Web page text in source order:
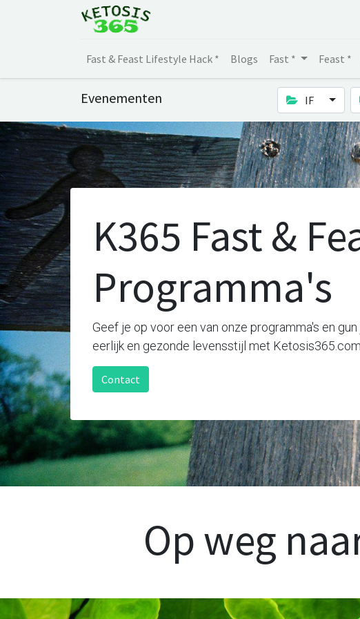
Fast & Feast Lifestyle Hack * Blogs Fast * Feast *
Evenementen IF
K365 Fast &
Programma's
Geef je op voor een van onze programma's en
eerlijk en gezonde levensstijl met Ketosis365.com.
Contact
Op weg